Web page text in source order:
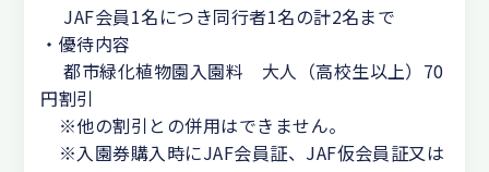
JAF会員1名につき同行者1名の計2名まで
・優待内容
都市緑化植物園入園料 大人（高校生以上）70
円割引
※他の割引との併用はできません。
※入園券購入時にJAF会員証、JAF仮会員証又は